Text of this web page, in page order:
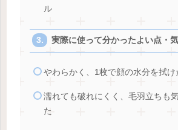
ル
実際に使って分かったよい点・
やわらかく、1枚で顔の水分を拭け
濡れても破れにくく、毛羽立ちも
た